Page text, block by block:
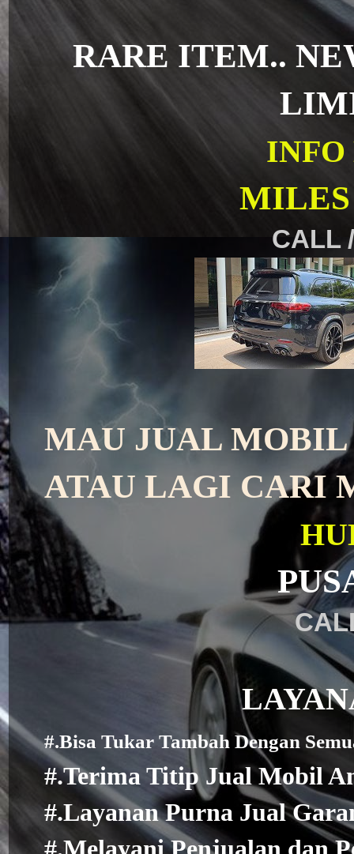
RARE ITEM..
CALL
MAU JUAL
ATAU LAGI CARI
#.Bisa Tukar Tambah Dengan
#.Terima Titip Jual Mobil
#.Layanan Purna Jual